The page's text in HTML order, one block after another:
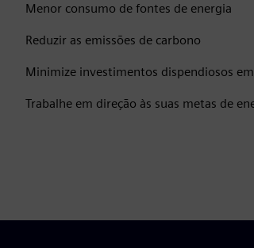
Menor consumo de fontes de energia
Reduzir as emissões de carbono
Minimize investimentos dispendiosos
Trabalhe em direção às suas metas de